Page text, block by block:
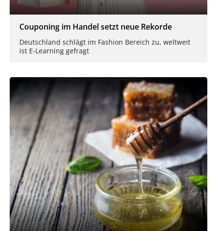
Couponing im Handel setzt neue Rekorde
Deutschland schlägt im Fashion Bereich zu, weltweit
ist E-Learning gefragt